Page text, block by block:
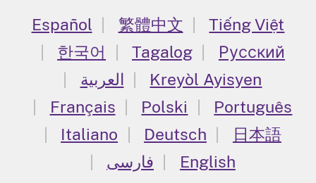
Español
繁體中文
Tiếng Việt
한국어
Tagalog
Русский
العربية
Kreyòl Ayisyen
Français
Polski
Português
Italiano
Deutsch
日本語
فارسی
English